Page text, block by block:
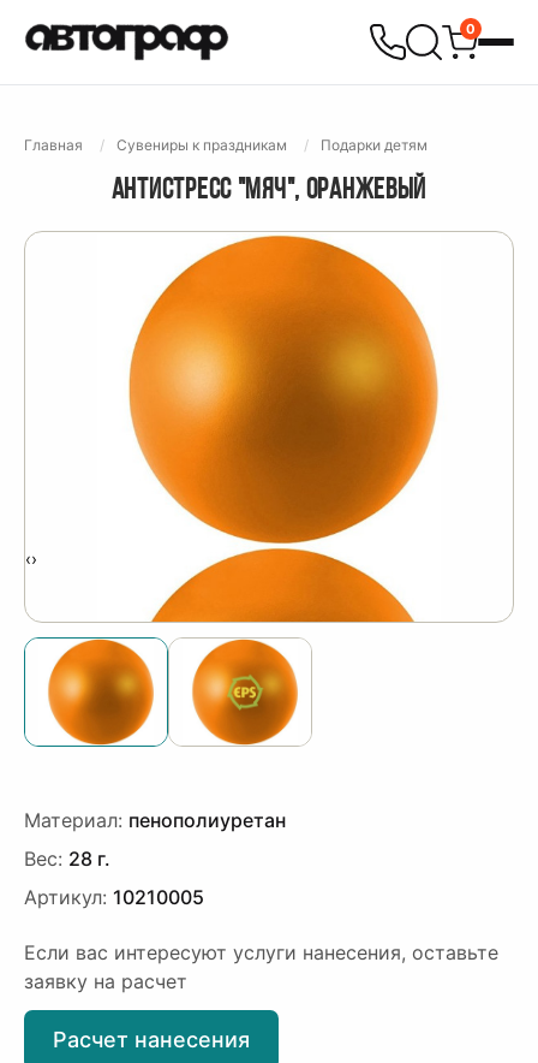
0
Главная Сувениры к праздникам Подарки детям
АНТИСТРЕСС "МЯЧ", ОРАНЖЕВЫЙ
‹›
Материал: пенополиуретан
Вес: 28 г.
Артикул: 10210005
Если вас интересуют услуги нанесения, оставьте
заявку на расчет
Расчет нанесения